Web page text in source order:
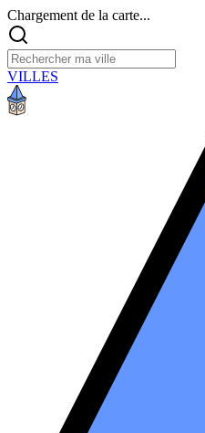
Chargement de la carte...
VILLES